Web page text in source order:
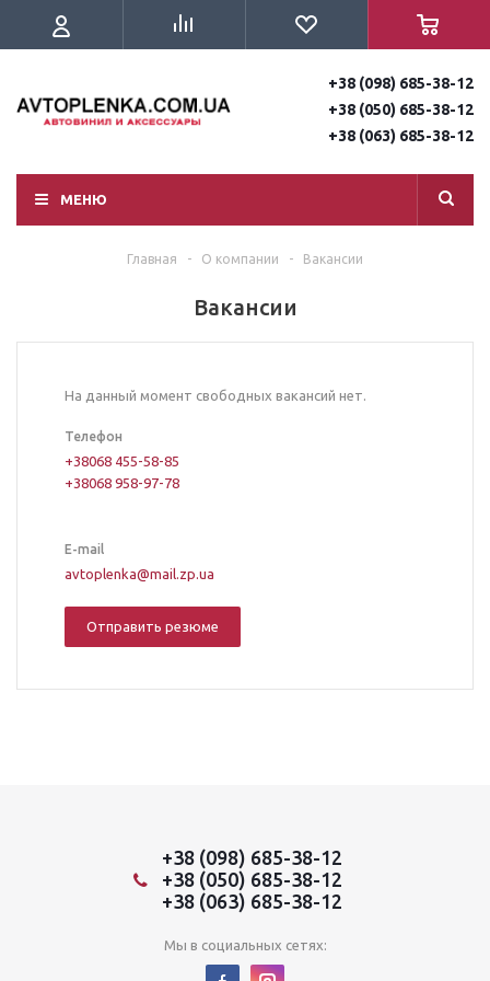
+38 (098) 685-38-12
+38 (050) 685-38-12
+38 (063) 685-38-12
МЕНЮ
Главная - О компании - Вакансии
Вакансии
На данный момент свободных вакансий нет.
Телефон
+38068 455-58-85
+38068 958-97-78
E-mail
avtoplenka@mail.zp.ua
Отправить резюме
+38 (098) 685-38-12
+38 (050) 685-38-12
+38 (063) 685-38-12
Мы в социальных сетях: